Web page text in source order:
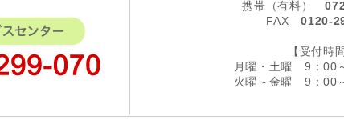
携帯（有料）
FAX0120-
【受付時
月曜・土曜 9：00
火曜～金曜 9：00